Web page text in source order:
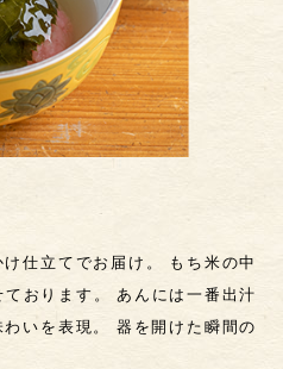
仕立てでお届け。 もち米の中
おります。 あんには一番出汁
いを表現。 器を開けた瞬間の